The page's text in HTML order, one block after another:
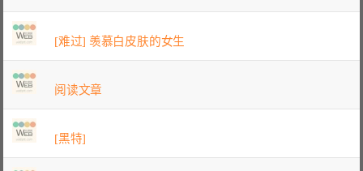
[难过] 羡慕白皮肤的女生
阅读文章
[黑特]